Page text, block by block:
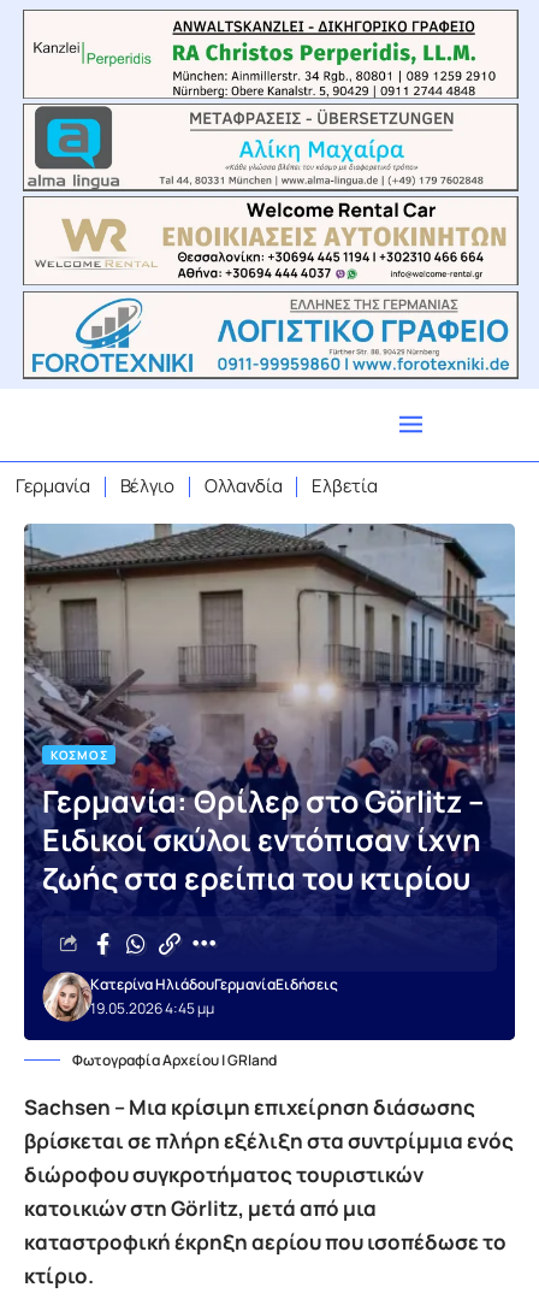
Γερμανία Βέλγιο Ολλανδία Ελβετία
ΚΌΣΜΟΣ
Γερμανία: Θρίλερ στο Görlitz –
Ειδικοί σκύλοι εντόπισαν ίχνη
ζωής στα ερείπια του κτιρίου
19.05.2026 4:45 μμ
Κατερίνα ΗλιάδουΓερμανίαΕιδήσεις
Φωτογραφία Αρχείου | GRland
Sachsen – Μια κρίσιμη επιχείρηση διάσωσης
βρίσκεται σε πλήρη εξέλιξη στα συντρίμμια ενός
διώροφου συγκροτήματος τουριστικών
κατοικιών στη Görlitz, μετά από μια
καταστροφική έκρηξη αερίου που ισοπέδωσε το
κτίριο.